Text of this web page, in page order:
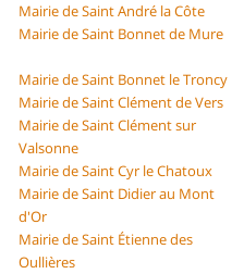
Mairie de Saint André la Côte
Mairie de Saint Bonnet de Mure
Mairie de Saint Bonnet le Troncy
Mairie de Saint Clément de Vers
Mairie de Saint Clément sur
Valsonne
Mairie de Saint Cyr le Chatoux
Mairie de Saint Didier au Mont
d'Or
Mairie de Saint Étienne des
Oullières